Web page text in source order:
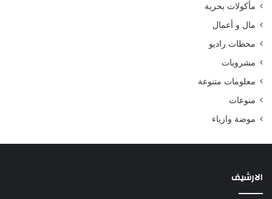
مأكولات بحرية
مال و أعمال
محطات راديو
مشروبات
معلومات متنوعة
منوعات
موضة وازياء
الارشيف